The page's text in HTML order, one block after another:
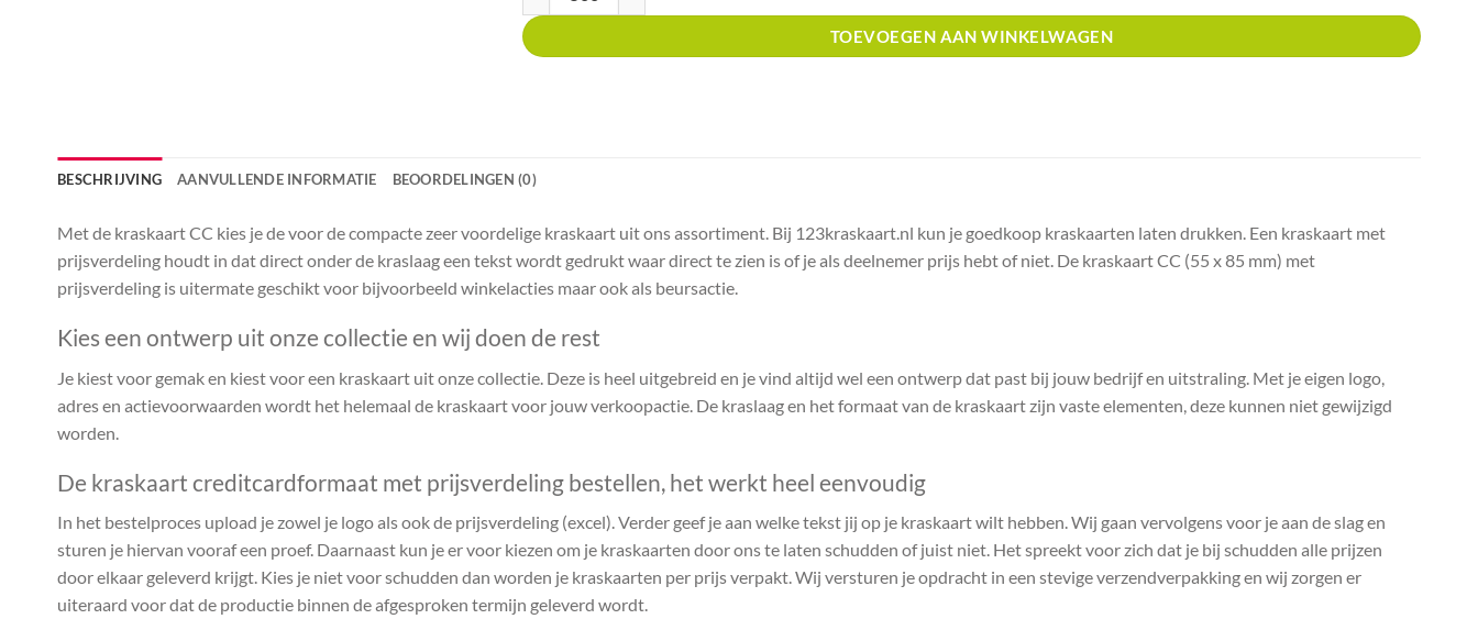
TOEVOEGEN AAN WINKELWAGEN
BESCHRIJVING AANVULLENDE INFORMATIE BEOORDELINGEN (0)
Met de kraskaart CC kies je de voor de compacte zeer voordelige kraskaart uit ons assortiment. Bij 123kraskaart.nl kun je goedkoop kraskaarten laten drukken. Een kraskaart met
prijsverdeling houdt in dat direct onder de kraslaag een tekst wordt gedrukt waar direct te zien is of je als deelnemer prijs hebt of niet. De kraskaart CC (55 x 85 mm) met
prijsverdeling is uitermate geschikt voor bijvoorbeeld winkelacties maar ook als beursactie.
Kies een ontwerp uit onze collectie en wij doen de rest
Je kiest voor gemak en kiest voor een kraskaart uit onze collectie. Deze is heel uitgebreid en je vind altijd wel een ontwerp dat past bij jouw bedrijf en uitstraling. Met je eigen logo,
adres en actievoorwaarden wordt het helemaal de kraskaart voor jouw verkoopactie. De kraslaag en het formaat van de kraskaart zijn vaste elementen, deze kunnen niet gewijzigd
worden.
De kraskaart creditcardformaat met prijsverdeling bestellen, het werkt heel eenvoudig
In het bestelproces upload je zowel je logo als ook de prijsverdeling (excel). Verder geef je aan welke tekst jij op je kraskaart wilt hebben. Wij gaan vervolgens voor je aan de slag en
sturen je hiervan vooraf een proef. Daarnaast kun je er voor kiezen om je kraskaarten door ons te laten schudden of juist niet. Het spreekt voor zich dat je bij schudden alle prijzen
door elkaar geleverd krijgt. Kies je niet voor schudden dan worden je kraskaarten per prijs verpakt. Wij versturen je opdracht in een stevige verzendverpakking en wij zorgen er
uiteraard voor dat de productie binnen de afgesproken termijn geleverd wordt.